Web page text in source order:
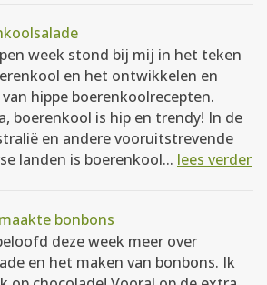
week stond bij mij in het teken
en het ontwikkelen en
hippe boerenkoolrecepten.
boerenkool is hip en trendy! In de
en andere vooruitstrevende
landen is boerenkool... lees verder
bonbons
deze week meer over
en het maken van bonbons. Ik